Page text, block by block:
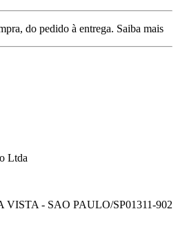
do pedido à entrega. Saiba mais
Ltda
VISTA - SAO PAULO/SP01311-902